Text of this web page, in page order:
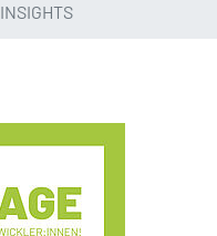
INSIGHTS